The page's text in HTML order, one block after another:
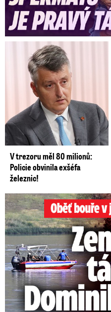
V trezoru měl 80 milionů:
Policie obvinila exšéfa
železnic!
Oběť bouře v jezeru Most: